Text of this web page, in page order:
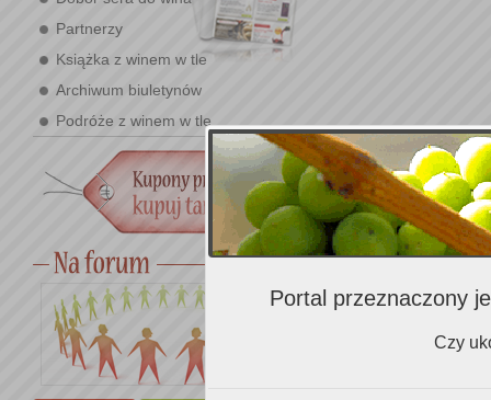
Partnerzy
Książka z winem w tle
Archiwum biuletynów
Podróże z winem w tle
Portal przeznaczony
Czy